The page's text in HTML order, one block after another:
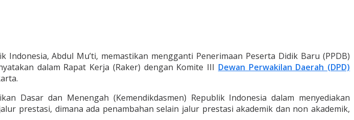
Abdul Mu’ti, memastikan mengganti Penerimaan Peserta Didik Baru (PPDB)
dalam Rapat Kerja (Raker) dengan Komite III Dewan Perwakilan Daerah (DPD)
Dasar dan Menengah (Kemendikdasmen) Republik Indonesia dalam menyediakan
prestasi, dimana ada penambahan selain jalur prestasi akademik dan non akademik,